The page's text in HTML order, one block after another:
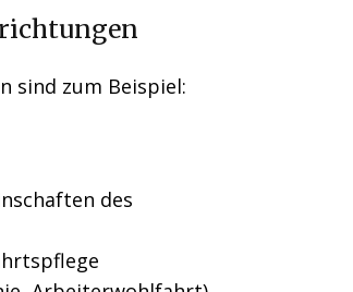
sind zum Beispiel:
des